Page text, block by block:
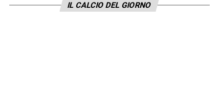
se lui la prende con molta calma. Penso che
IL CALCIO DEL GIORNO